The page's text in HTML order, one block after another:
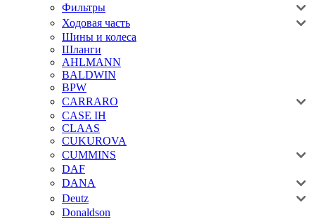
Фильтры
Ходовая часть
Шины и колеса
Шланги
AHLMANN
BALDWIN
BPW
CARRARO
CASE IH
CLAAS
CUKUROVA
CUMMINS
DAF
DANA
Deutz
Donaldson